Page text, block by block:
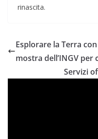
rinascita.
Esplorare la Terra
mostra dell’INGV per
Servizi